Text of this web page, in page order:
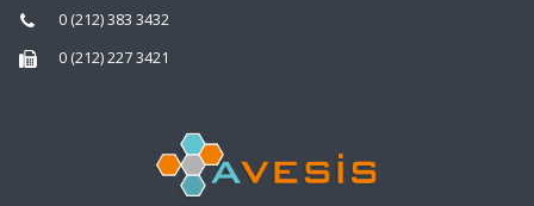
0 (212) 383 3432
0 (212) 227 3421